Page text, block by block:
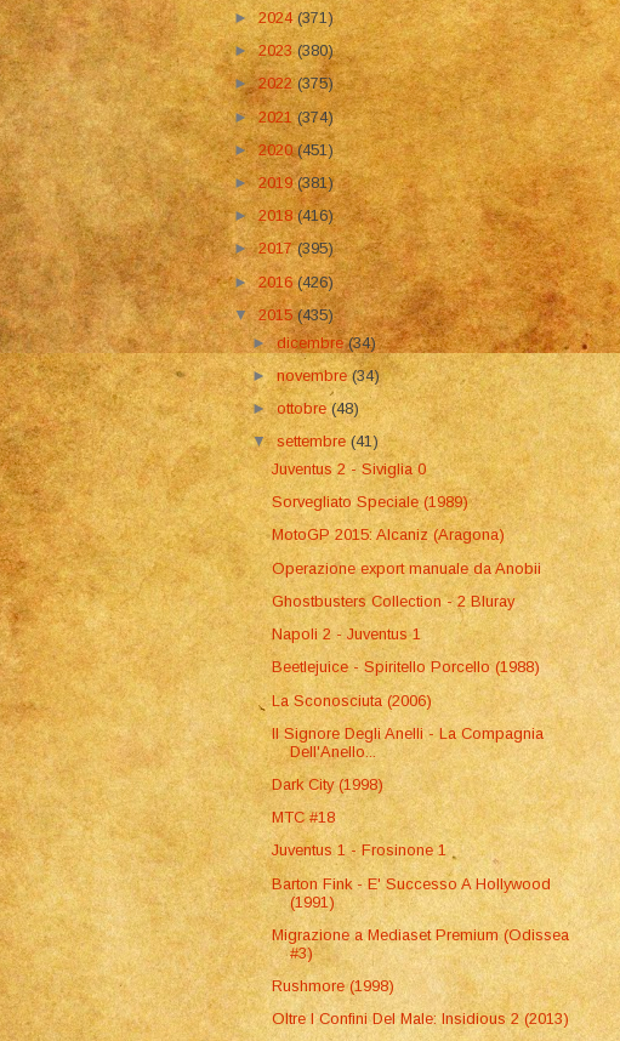
►2024 (371)
►2023(380)
►2022 (375)
►2021(374)
►2020(451)
►2019(381)
►2018(416)
►2017(395)
►2016(426)
▼2015(435)
►dicembre(34)
►novembre(34)
►ottobre(48)
▼settembre(41)
Juventus 2 - Siviglia 0
Sorvegliato Speciale (1989)
MotoGP 2015: Alcaniz (Aragona)
Operazione export manuale da Anobii
Ghostbusters Collection - 2 Bluray
Napoli 2 - Juventus 1
Beetlejuice - Spiritello Porcello (1988)
La Sconosciuta (2006)
Il Signore Degli Anelli - La Compagnia
Dell'Anello...
Dark City (1998)
MTC #18
Juventus 1 - Frosinone 1
Barton Fink - E' Successo A Hollywood
(1991)
Migrazione a Mediaset Premium (Odissea
#3)
Rushmore (1998)
Oltre I Confini Del Male: Insidious 2 (2013)